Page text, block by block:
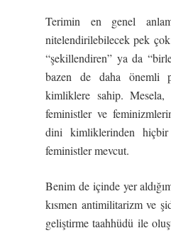
Terimin en genel
nitelendirilebilecek pek
“şekillendiren” ya da
bazen de daha önemli
kimliklere sahip. Mesela,
feministler ve
dini kimliklerinden hiçbir
feministler mevcut.
Benim de içinde yer
kısmen antimilitarizm ve
geliştirme taahhüdü ile